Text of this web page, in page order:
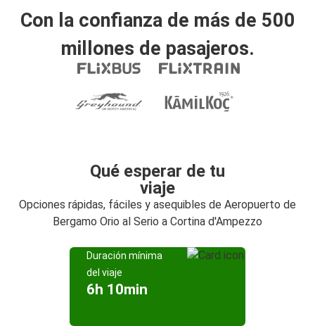
Con la confianza de más de 500
millones de pasajeros.
Qué esperar de tu
viaje
Opciones rápidas, fáciles y asequibles de Aeropuerto de
Bergamo Orio al Serio a Cortina d'Ampezzo
Duración mínima
del viaje
6h 10min